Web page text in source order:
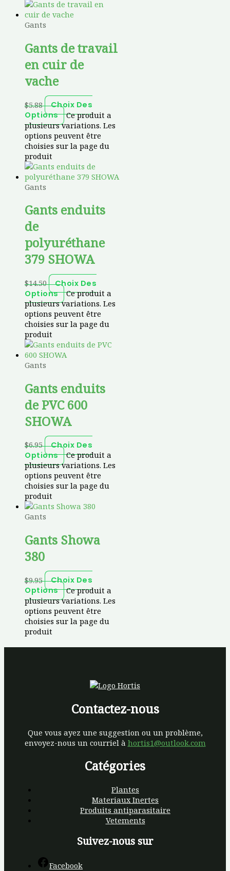
Gants
Gants de travail
en cuir de
vache
$5.88
Choix Des
Options
Ce produit a
plusieurs variations. Les
options peuvent être
choisies sur la page du
produit
Gants
Gants enduits
de
polyuréthane
379 SHOWA
$14.50
Choix Des
Options
Ce produit a
plusieurs variations. Les
options peuvent être
choisies sur la page du
produit
Gants
Gants enduits
de PVC 600
SHOWA
$6.95
Choix Des
Options
Ce produit a
plusieurs variations. Les
options peuvent être
choisies sur la page du
produit
Gants
Gants Showa
380
$9.95
Choix Des
Options
Ce produit a
plusieurs variations. Les
options peuvent être
choisies sur la page du
produit
Contactez-nous
Que vous ayez une suggestion ou un problème,
envoyez-nous un courriel à hortis1@outlook.com
Catégories
Plantes
Materiaux Inertes
Produits antiparasitaire
Vetements
Suivez-nous sur
Facebook